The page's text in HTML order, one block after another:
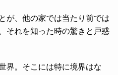
が、他の家では当たり前では
それを知った時の驚きと戸惑
界。そこには特に境界はな